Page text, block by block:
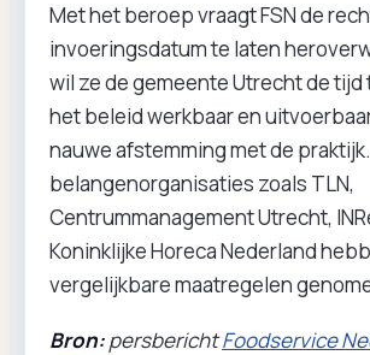
Met het beroep vraagt FSN de
invoeringsdatum te laten
wil ze de gemeente Utrecht de tijd
het beleid werkbaar en
nauwe afstemming met de
belangenorganisaties zoals TLN,
Centrummanagement Utrecht,
Koninklijke Horeca Nederland
vergelijkbare maatregelen
Bron:persberichtFoodservice